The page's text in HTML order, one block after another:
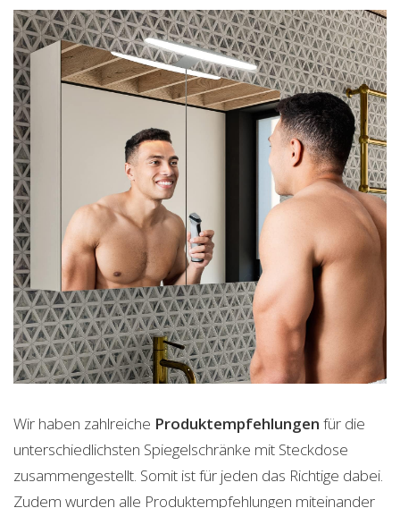
Wir haben zahlreiche Produktempfehlungen für die
unterschiedlichsten Spiegelschränke mit Steckdose
zusammengestellt. Somit ist für jeden das Richtige dabei.
Zudem wurden alle Produktempfehlungen miteinander